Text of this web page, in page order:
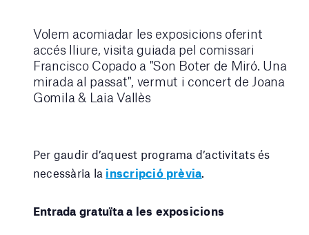
Volem acomiadar les exposicions oferint
accés lliure, visita guiada pel comissari
Francisco Copado a "Son Boter de Miró. Una
mirada al passat", vermut i concert de Joana
Gomila & Laia Vallès
Per gaudir d’aquest programa d’activitats és
necessària la inscripció prèvia
Entrada gratuïta a les exposicions